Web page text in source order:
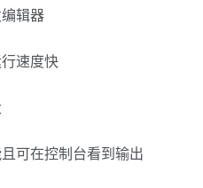
辑器
速度快
可在控制台看到输出